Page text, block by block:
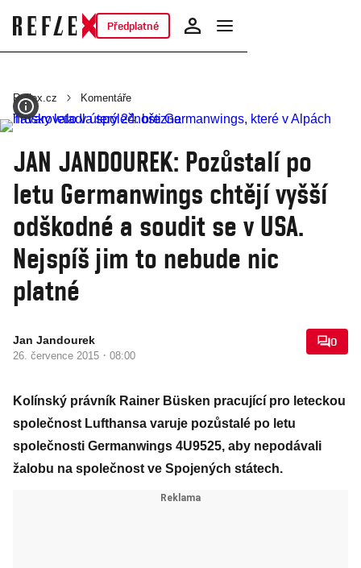
Předplatné
Reflex.cz Komentáře
JAN JANDOUREK: Pozůstalí po
letu Germanwings chtějí vyšší
odškodné a soudit se v USA.
Nejspíš jim to nebude nic
platné
Jan Jandourek
26. července 2015 · 08:00
0
Kolínský právník Rainer Büsken pracující pro leteckou
společnost Lufthansa varuje pozůstalé po letu
společnosti Germanwings 4U9525, aby nepodávali
žalobu na společnost ve Spojených státech.